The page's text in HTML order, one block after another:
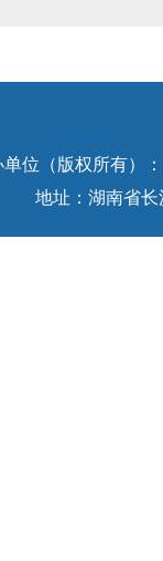
单位（版权所有）
地址：湖南省